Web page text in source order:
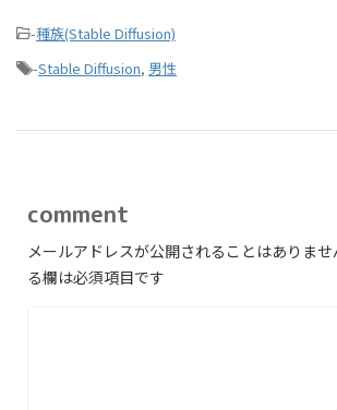
-種族(Stable Diffusion)
-Stable Diffusion, 男性
comment
メールアドレスが公開されることはありませ
る欄は必須項目です